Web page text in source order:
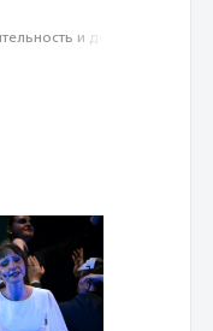
и доброволь­чест­во